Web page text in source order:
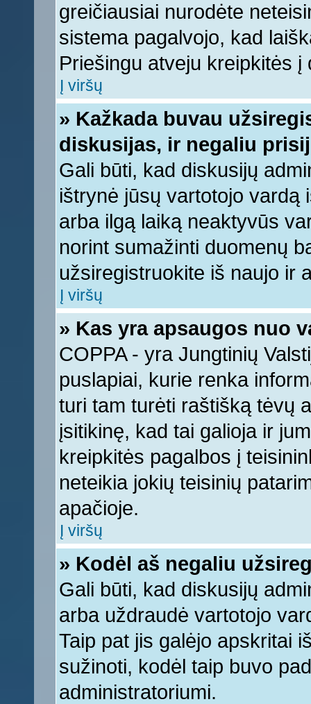
greičiausiai nurodėte
sistema pagalvojo, kad
Priešingu atveju kreipkitės
Į viršų
» Kažkada buvau
diskusijas, ir negaliu
Gali būti, kad diskusijų
ištrynė jūsų vartotojo vardą
arba ilgą laiką neaktyvūs
norint sumažinti duomenų
užsiregistruokite iš naujo ir
Į viršų
» Kas yra apsaugos nuo
COPPA - yra Jungtinių
puslapiai, kurie renka
turi tam turėti raštišką tėvų
įsitikinę, kad tai galioja ir
kreipkitės pagalbos į
neteikia jokių teisinių
apačioje.
Į viršų
» Kodėl aš negaliu
Gali būti, kad diskusijų
arba uždraudė vartotojo
Taip pat jis galėjo apskritai
sužinoti, kodėl taip buvo
administratoriumi.